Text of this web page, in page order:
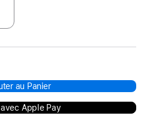
au Panier
Apple Pay